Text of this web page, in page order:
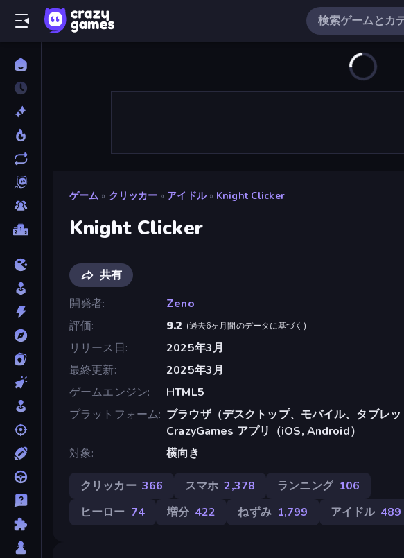
ゲーム » クリッカー » アイドル » Knight Clicker
Knight Clicker
共有
開発者
Zeno
評価
9.2 (過去6ヶ月間のデータに基づく )
リリース日
2025年3月
最終更新
2025年3月
ゲームエンジン
HTML5
プラットフォーム ブラウザ（デスクトップ、モバイル、タブレッ
CrazyGames アプリ（iOS, Android）
対象
横向き
クリッカー 366 スマホ 2,378 ランニング 106
ヒーロー 74 増分 422 ねずみ 1,799 アイドル 489